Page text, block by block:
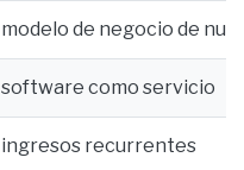
modelo de negocio de
software como servicio
ingresos recurrentes